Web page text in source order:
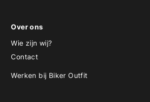
Over ons
Wie zijn wij?
Contact
Werken bij Biker Outfit